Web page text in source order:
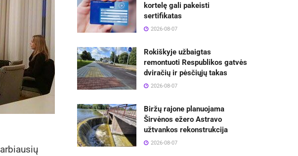
kortelę gali pakeisti
sertifikatas
2026-08-07
Rokiškyje užbaigtas
remontuoti Respublikos gatvės
dviračių ir pėsčiųjų takas
2026-08-07
Biržų rajone planuojama
Širvėnos ežero Astravo
užtvankos rekonstrukcija
2026-08-07